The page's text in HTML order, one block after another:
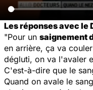
Les réponses avec le
"Pour un saignement
en arrière, ça va
dégluti, on va l'avaler
C'est-à-dire que le
Quand on avale le